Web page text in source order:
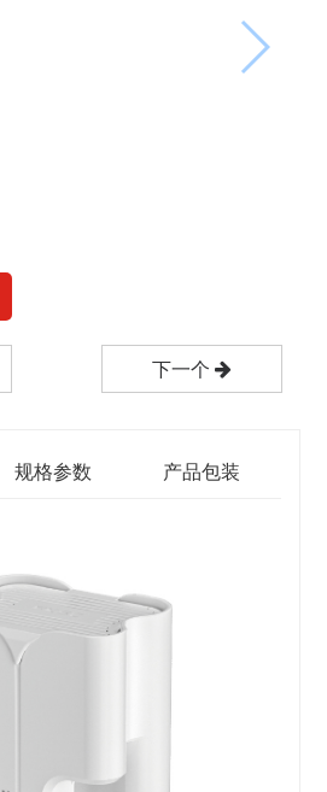
下一个
规格参数 产品包装